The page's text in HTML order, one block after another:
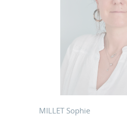
MILLET Sophie